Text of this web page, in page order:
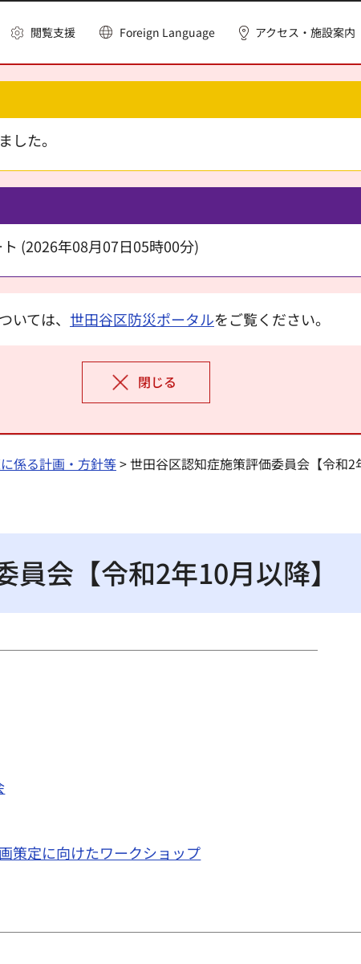
閲覧支援 Foreign Language アクセス・施設案内
した。
(2026年08月07日05時00分)
いては、 世田谷区防災ポータルをご覧ください。
閉じる
係る計画・方針等> 世田谷区認知症施策評価委員会【令和2
会【令和2年10月以降】
策定に向けたワークショップ